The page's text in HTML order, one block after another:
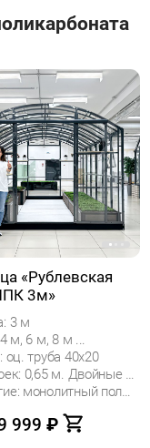
«Рублевская
3м»
3 м
м, 6 м, 8 м ...
оц. труба 40х20
Шаг стоек: 0,65 м. Двойные дуги.
Покрытие: монолитный поликарбонат
999 ₽